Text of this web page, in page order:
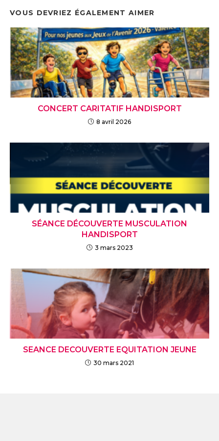
VOUS DEVRIEZ ÉGALEMENT AIMER
CONCERT CARITATIF HANDISPORT
8 avril 2026
SÉANCE DÉCOUVERTE MUSCULATION
HANDISPORT
3 mars 2023
SEANCE DECOUVERTE EQUITATION JEUNE
30 mars 2021